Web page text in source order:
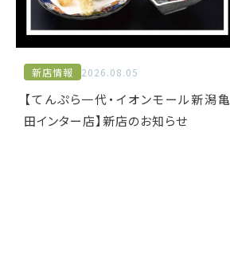
新店情報 2026.08.05
【てんぷら一代・イオンモール新潟亀
田インター店】新店のお知らせ